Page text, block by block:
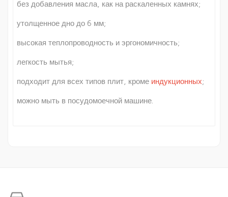
без добавления масла, как на раскаленных камнях;
утолщенное дно до 6 мм;
высокая теплопроводность и эргономичность;
легкость мытья;
подходит для всех типов плит, кроме индукционных;
можно мыть в посудомоечной машине.